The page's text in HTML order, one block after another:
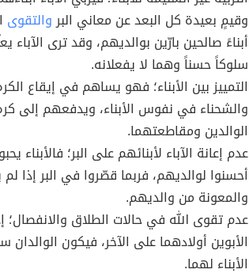
وقيمٍ بعيدة كل البعد عن معاني البروالتقوى
أبناءً صالحين بارّين بوالديهم، وقد ترى الآباء
سلوكاً حسناً وهما لا يفعلانه.
التمييز بين الأبناء؛ فهو يساهم في إيقاع
والشحناء في نفوس الأبناء، ويدفعهم إلى
الوالدين ومقاطعتهما.
عدم إعانة الآباء لأبنائهم على البر؛ فالأبناء
أحسنوا لوالديهم، فربما قصّروا في البر إذا لم
والمعونة من والديهم.
عدم تقوى الله في حالات الطلاق
الأبوين أولادهما على الآخر، فيكون
الأبناء لهما.